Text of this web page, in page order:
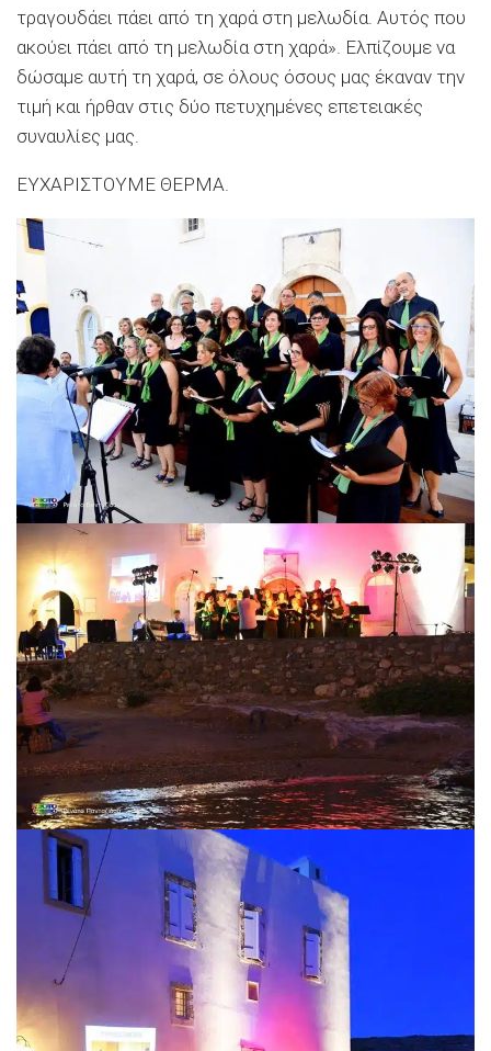
τραγουδάει πάει από τη χαρά στη μελωδία. Αυτός που
ακούει πάει από τη μελωδία στη χαρά». Ελπίζουμε να
δώσαμε αυτή τη χαρά, σε όλους όσους μας έκαναν την
τιμή και ήρθαν στις δύο πετυχημένες επετειακές
συναυλίες μας.
ΕΥΧΑΡΙΣΤΟΥΜΕ ΘΕΡΜΑ.